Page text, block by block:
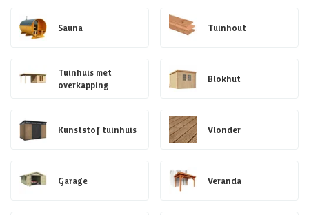
Sauna Tuinhout
Tuinhuis met
overkapping
Blokhut
Kunststof tuinhuis Vlonder
Garage Veranda